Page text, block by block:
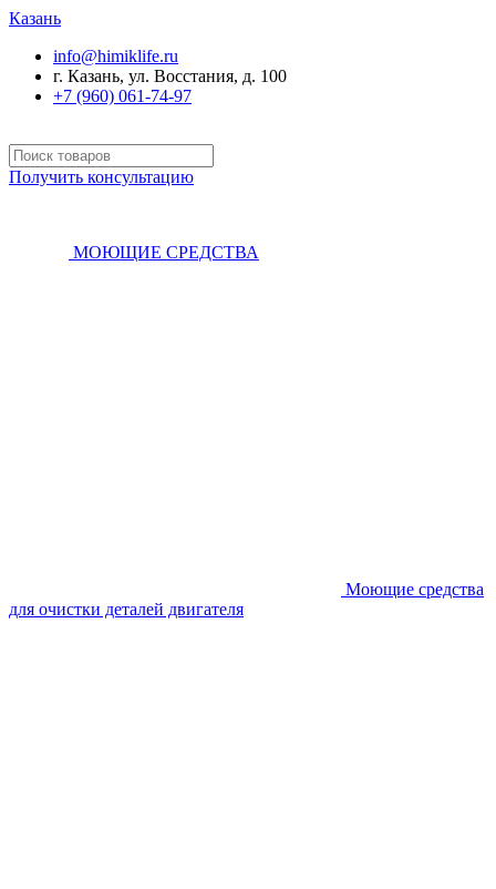
Казань
info@himiklife.ru
г. Казань, ул. Восстания, д. 100
+7 (960) 061-74-97
Получить консультацию
МОЮЩИЕ СРЕДСТВА
Моющие средства
для очистки деталей двигателя